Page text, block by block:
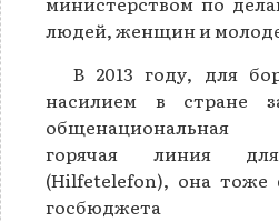
людей, женщин и
В 2013 году, для
насилием в стране
общенациональная
горячая линия
(Hilfetelefon), она тоже
госбюджета